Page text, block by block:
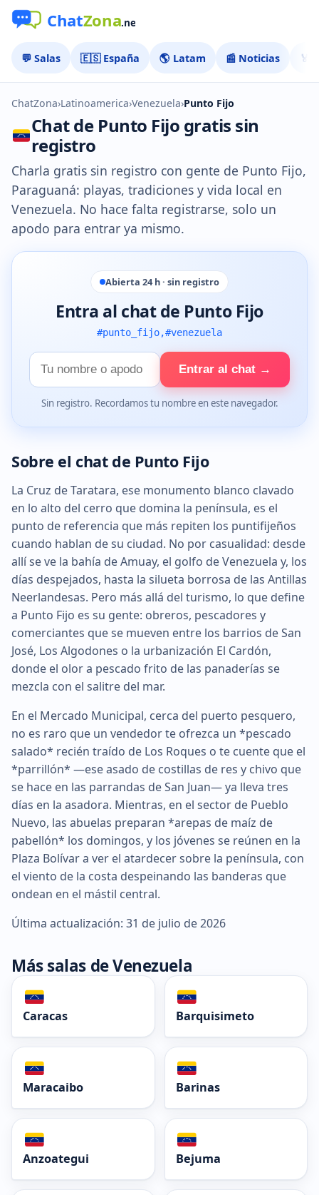
💬 Salas 🇪🇸 España 🌎 Latam 📰 Noticias 🏅
ChatZona›Latinoamerica›Venezuela›Punto Fijo
Chat de Punto Fijo gratis sin
registro
Charla gratis sin registro con gente de Punto Fijo,
Paraguaná: playas, tradiciones y vida local en
Venezuela. No hace falta registrarse, solo un
apodo para entrar ya mismo.
Abierta 24 h · sin registro
Entra al chat de Punto Fijo
#punto_fijo,#venezuela
Tu
nombre
Entrar al chat →
Sin registro. Recordamos tu nombre en este navegador.
Sobre el chat de Punto Fijo
La Cruz de Taratara, ese monumento blanco clavado
en lo alto del cerro que domina la península, es el
punto de referencia que más repiten los puntifijeños
cuando hablan de su ciudad. No por casualidad: desde
allí se ve la bahía de Amuay, el golfo de Venezuela y, los
días despejados, hasta la silueta borrosa de las Antillas
Neerlandesas. Pero más allá del turismo, lo que define
a Punto Fijo es su gente: obreros, pescadores y
comerciantes que se mueven entre los barrios de San
José, Los Algodones o la urbanización El Cardón,
donde el olor a pescado frito de las panaderías se
mezcla con el salitre del mar.
En el Mercado Municipal, cerca del puerto pesquero,
no es raro que un vendedor te ofrezca un *pescado
salado* recién traído de Los Roques o te cuente que el
*parrillón* —ese asado de costillas de res y chivo que
se hace en las parrandas de San Juan— ya lleva tres
días en la asadora. Mientras, en el sector de Pueblo
Nuevo, las abuelas preparan *arepas de maíz de
pabellón* los domingos, y los jóvenes se reúnen en la
Plaza Bolívar a ver el atardecer sobre la península, con
el viento de la costa despeinando las banderas que
ondean en el mástil central.
Última actualización: 31 de julio de 2026
Más salas de Venezuela
Caracas Barquisimeto
Maracaibo Barinas
Anzoategui Bejuma